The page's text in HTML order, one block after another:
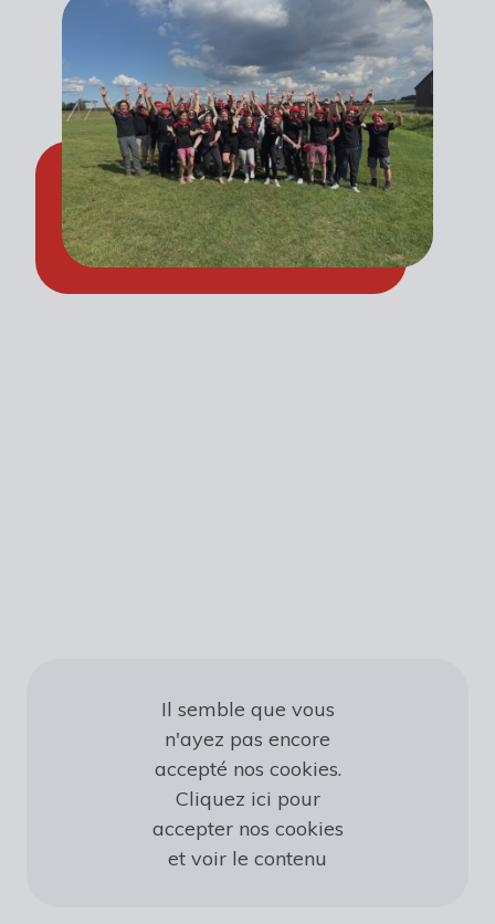
Il semble que vous
n'ayez pas encore
accepté nos cookies.
Cliquez ici pour
accepter nos cookies
et voir le contenu